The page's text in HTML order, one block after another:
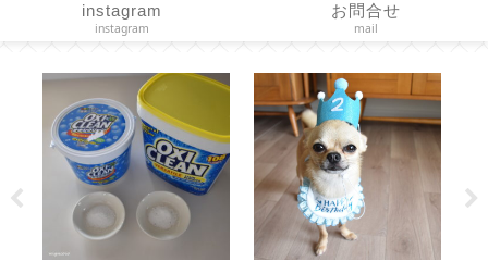
instagram
instagram
お問合せ
mail